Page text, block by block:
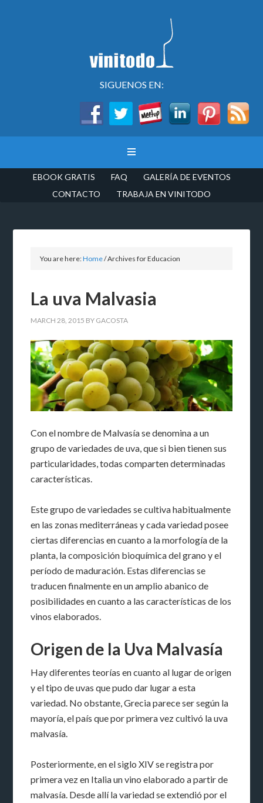
SIGUENOS EN:
EBOOK GRATIS FAQ
GALERÍA DE EVENTOS
CONTACTO
TRABAJA EN VINITODO
You are here:Home/Archives for Educacion
La uva Malvasia
MARCH 28, 2015 BY GACOSTA
Con el nombre de Malvasía se denomina a un
grupo de variedades de uva, que si bien tienen sus
particularidades, todas comparten determinadas
características.
Este grupo de variedades se cultiva habitualmente
en las zonas mediterráneas y cada variedad posee
ciertas diferencias en cuanto a la morfología de la
planta, la composición bioquímica del grano y el
período de maduración. Estas diferencias se
traducen finalmente en un amplio abanico de
posibilidades en cuanto a las características de los
vinos elaborados.
Origen de la Uva Malvasía
Hay diferentes teorías en cuanto al lugar de origen
y el tipo de uvas que pudo dar lugar a esta
variedad. No obstante, Grecia parece ser según la
mayoría, el país que por primera vez cultivó la uva
malvasía.
Posteriormente, en el siglo XIV se registra por
primera vez en Italia un vino elaborado a partir de
malvasía. Desde allí la variedad se extendió por el